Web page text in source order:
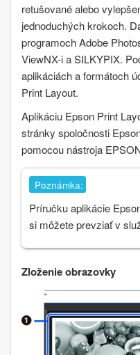
retušované alebo
jednoduchých krokoch.
programochAdobe
ViewNX-iaSILKYPIX.
aplikáciách a formátoch
Print Layout.
Aplikáciu Epson Print
stránky spoločnosti
pomocou nástroja
Poznámka:
Príručku aplikácie
si môžete prevziať v
Zloženie obrazovky